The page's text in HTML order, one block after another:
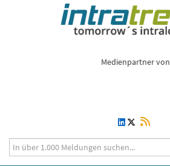
Medienpartner von